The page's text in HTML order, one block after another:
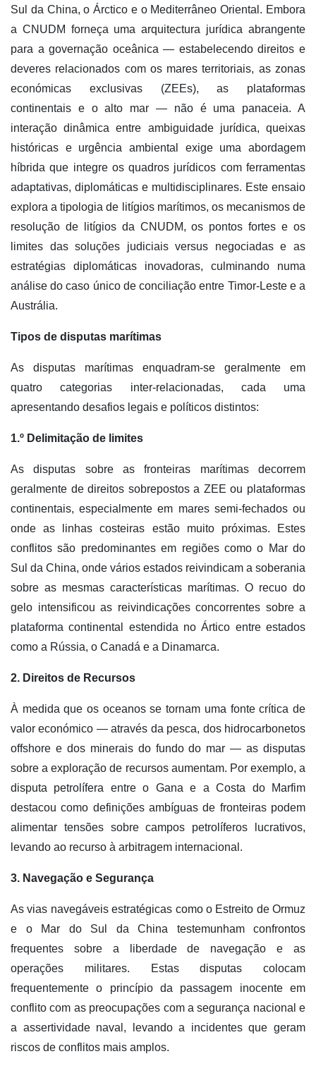
Sul da China, o Árctico e o Mediterrâneo Oriental. Embora
a CNUDM forneça uma arquitectura jurídica abrangente
para a governação oceânica — estabelecendo direitos e
deveres relacionados com os mares territoriais, as zonas
económicas exclusivas (ZEEs), as plataformas
continentais e o alto mar — não é uma panaceia. A
interação dinâmica entre ambiguidade jurídica, queixas
históricas e urgência ambiental exige uma abordagem
híbrida que integre os quadros jurídicos com ferramentas
adaptativas, diplomáticas e multidisciplinares. Este ensaio
explora a tipologia de litígios marítimos, os mecanismos de
resolução de litígios da CNUDM, os pontos fortes e os
limites das soluções judiciais versus negociadas e as
estratégias diplomáticas inovadoras, culminando numa
análise do caso único de conciliação entre Timor-Leste e a
Austrália.
Tipos de disputas marítimas
As disputas marítimas enquadram-se geralmente em
quatro categorias inter-relacionadas, cada uma
apresentando desafios legais e políticos distintos:
1.º Delimitação de limites
As disputas sobre as fronteiras marítimas decorrem
geralmente de direitos sobrepostos a ZEE ou plataformas
continentais, especialmente em mares semi-fechados ou
onde as linhas costeiras estão muito próximas. Estes
conflitos são predominantes em regiões como o Mar do
Sul da China, onde vários estados reivindicam a soberania
sobre as mesmas características marítimas. O recuo do
gelo intensificou as reivindicações concorrentes sobre a
plataforma continental estendida no Ártico entre estados
como a Rússia, o Canadá e a Dinamarca.
2. Direitos de Recursos
À medida que os oceanos se tornam uma fonte crítica de
valor económico — através da pesca, dos hidrocarbonetos
offshore e dos minerais do fundo do mar — as disputas
sobre a exploração de recursos aumentam. Por exemplo, a
disputa petrolífera entre o Gana e a Costa do Marfim
destacou como definições ambíguas de fronteiras podem
alimentar tensões sobre campos petrolíferos lucrativos,
levando ao recurso à arbitragem internacional.
3. Navegação e Segurança
As vias navegáveis estratégicas como o Estreito de Ormuz
e o Mar do Sul da China testemunham confrontos
frequentes sobre a liberdade de navegação e as
operações militares. Estas disputas colocam
frequentemente o princípio da passagem inocente em
conflito com as preocupações com a segurança nacional e
a assertividade naval, levando a incidentes que geram
riscos de conflitos mais amplos.